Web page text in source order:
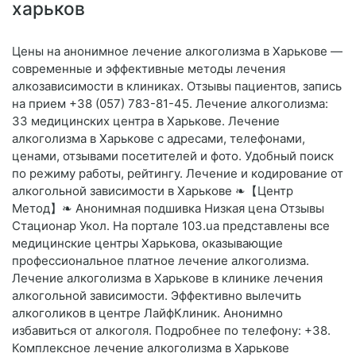
харьков
Цены на анонимное лечение алкоголизма в Харькове —
современные и эффективные методы лечения
алкозависимости в клиниках. Отзывы пациентов, запись
на прием +38 (057) 783-81-45. Лечение алкоголизма:
33 медицинских центра в Харькове. Лечение
алкоголизма в Харькове с адресами, телефонами,
ценами, отзывами посетителей и фото. Удобный поиск
по режиму работы, рейтингу. Лечение и кодирование от
алкогольной зависимости в Харькове ❧【Центр
Метод】❧ Анонимная подшивка Низкая цена Отзывы
Стационар Укол. На портале 103.ua представлены все
медицинские центры Харькова, оказывающие
профессиональное платное лечение алкоголизма.
Лечение алкоголизма в Харькове в клинике лечения
алкогольной зависимости. Эффективно вылечить
алкоголиков в центре ЛайфКлиник. Анонимно
избавиться от алкоголя. Подробнее по телефону: +38.
Комплексное лечение алкоголизма в Харькове